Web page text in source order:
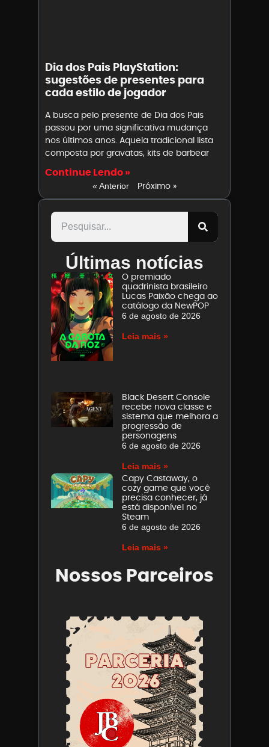
Dia dos Pais PlayStation:
sugestões de presentes para
cada estilo de jogador
A busca pelo presente de Dia dos Pais
passou por uma significativa mudança
nos últimos anos. Aquela tradicional lista
composta por gravatas, kits de barbear
Continue Lendo »
« Anterior Próximo »
Últimas notícias
O premiado
quadrinista brasileiro
Lucas Paixão chega ao
catálogo da NewPOP
6 de agosto de 2026
Leia mais »
Black Desert Console
recebe nova classe e
sistema que melhora a
progressão de
personagens
6 de agosto de 2026
Leia mais »
Capy Castaway, o
cozy game que você
precisa conhecer, já
está disponível no
Steam
6 de agosto de 2026
Leia mais »
Nossos Parceiros